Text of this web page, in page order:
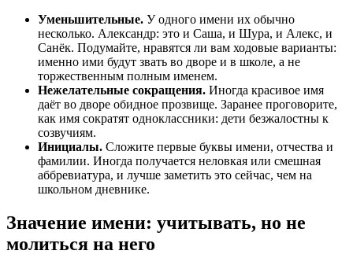
Уменьшительные. У одного имени их обычно
несколько. Александр: это и Саша, и Шура, и Алекс, и
Санёк. Подумайте, нравятся ли вам ходовые варианты:
именно ими будут звать во дворе и в школе, а не
торжественным полным именем.
Нежелательные сокращения. Иногда красивое имя
даёт во дворе обидное прозвище. Заранее проговорите,
как имя сократят одноклассники: дети безжалостны к
созвучиям.
Инициалы. Сложите первые буквы имени, отчества и
фамилии. Иногда получается неловкая или смешная
аббревиатура, и лучше заметить это сейчас, чем на
школьном дневнике.
Значение имени: учитывать, но не
молиться на него